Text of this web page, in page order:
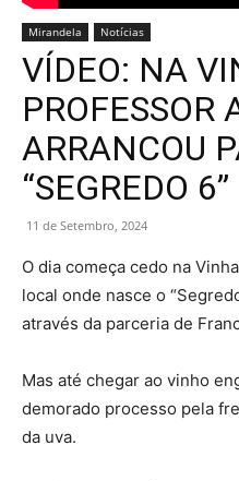
Mirandela Notícias
VÍDEO: NA
ARRANCOU
“SEGREDO 6”
11 de Setembro, 2024
O dia começa cedo na
local onde nasce o
através da parceria de
Mas até chegar ao vinho
demorado processo pela
da uva.